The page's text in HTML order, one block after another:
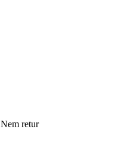
Nem retur